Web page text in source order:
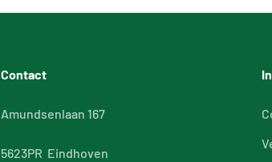
Contact
Amundsenlaan 167
5623PR Eindhoven